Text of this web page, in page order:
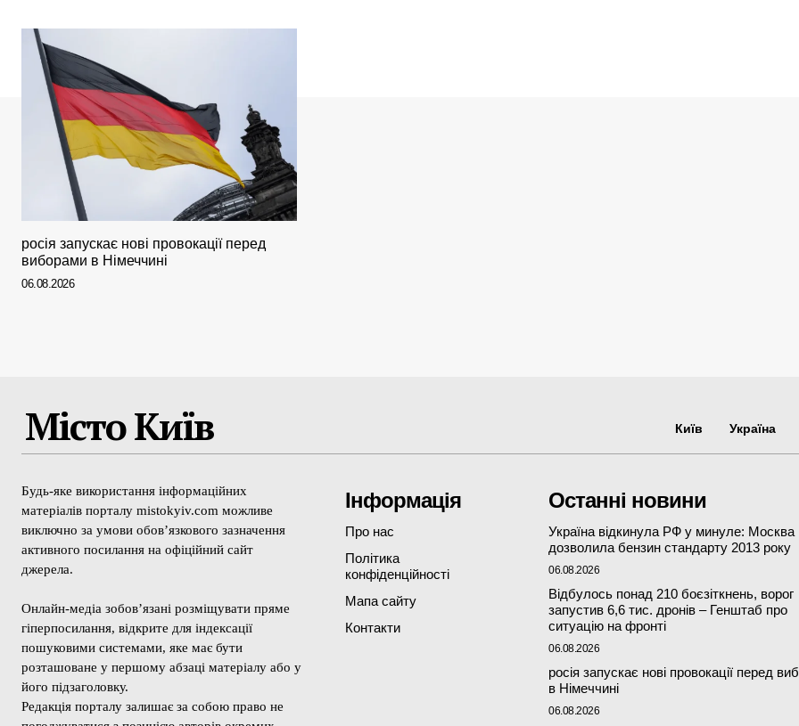
росія запускає нові провокації перед
виборами в Німеччині
06.08.2026
Місто Київ Київ Україна
Будь-яке використання інформаційних
матеріалів порталу mistokyiv.com можливе
виключно за умови обов’язкового зазначення
активного посилання на офіційний сайт
джерела.
Онлайн-медіа зобов’язані розміщувати пряме
гіперпосилання, відкрите для індексації
пошуковими системами, яке має бути
розташоване у першому абзаці матеріалу або у
його підзаголовку.
Редакція порталу залишає за собою право не
Інформація
Про нас
Політика
конфіденційності
Мапа сайту
Контакти
Останні новини
Україна відкинула РФ у минуле: Москва
дозволила бензин стандарту 2013 року
06.08.2026
Відбулось понад 210 боєзіткнень, ворог
запустив 6,6 тис. дронів – Генштаб про
ситуацію на фронті
06.08.2026
росія запускає нові провокації перед
в Німеччині
06.08.2026